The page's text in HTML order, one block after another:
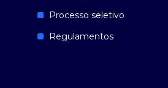
Processo seletivo
Regulamentos